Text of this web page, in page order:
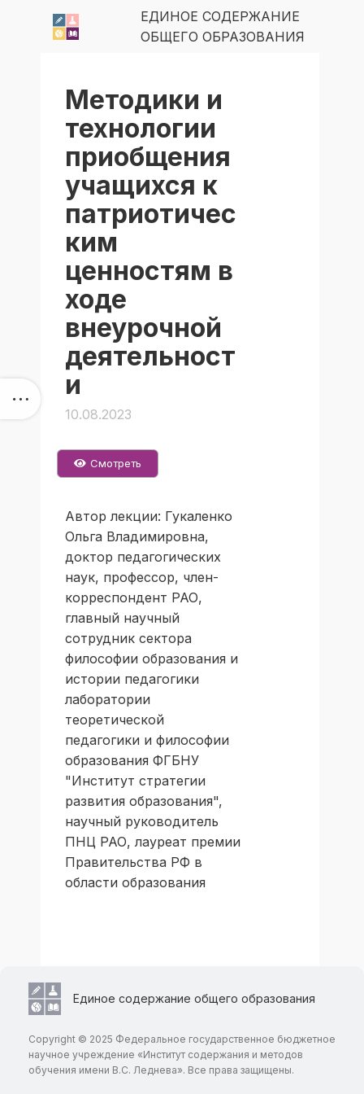
ЕДИНОЕ СОДЕРЖАНИЕ
ОБЩЕГО ОБРАЗОВАНИЯ
Методики и
технологии
приобщения
учащихся к
патриотичес
ким
ценностям в
ходе
внеурочной
деятельност
и
10.08.2023
Смотреть
Автор лекции: Гукаленко
Ольга Владимировна,
доктор педагогических
наук, профессор, член-
корреспондент РАО,
главный научный
сотрудник сектора
философии образования и
истории педагогики
лаборатории
теоретической
педагогики и философии
образования ФГБНУ
"Институт стратегии
развития образования",
научный руководитель
ПНЦ РАО, лауреат премии
Правительства РФ в
области образования
Единое содержание общего образования
Copyright © 2025 Федеральное государственное бюджетное
научное учреждение «Институт содержания и методов
обучения имени В.С. Леднева». Все права защищены.